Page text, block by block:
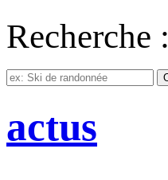
Recherche :
actus